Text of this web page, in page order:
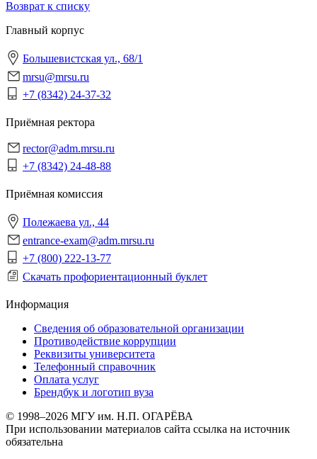
Возврат к списку
Главный корпус
Большевистская ул., 68/1
mrsu@mrsu.ru
+7 (8342) 24-37-32
Приёмная ректора
rector@adm.mrsu.ru
+7 (8342) 24-48-88
Приёмная комиссия
Полежаева ул., 44
entrance-exam@adm.mrsu.ru
+7 (800) 222-13-77
Скачать профориентационный буклет
Информация
Сведения об образовательной организации
Противодействие коррупции
Реквизиты университета
Телефонный справочник
Оплата услуг
Брендбук и логотип вуза
© 1998–2026 МГУ им. Н.П. ОГАРЁВА
При использовании материалов сайта ссылка на источник
обязательна